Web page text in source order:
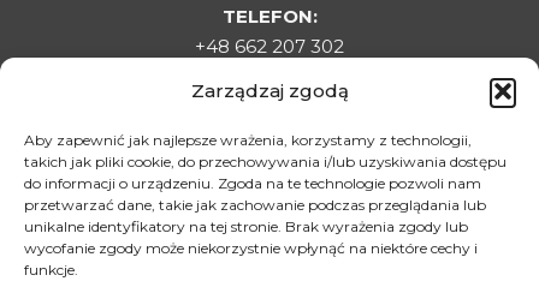
Zarządzaj zgodą
Aby zapewnić jak najlepsze wrażenia, korzystamy z technologii,
takich jak pliki cookie, do przechowywania i/lub uzyskiwania dostępu
do informacji o urządzeniu. Zgoda na te technologie pozwoli nam
przetwarzać dane, takie jak zachowanie podczas przeglądania lub
unikalne identyfikatory na tej stronie. Brak wyrażenia zgody lub
wycofanie zgody może niekorzystnie wpłynąć na niektóre cechy i
funkcje.
TELEFON:
+48 662 207 302
sklepladyelin@gmail.com
ADRES:
Targowa 1C, 22-500 Hrubieszów
DLA KLIENTA
Regulamin sklepu